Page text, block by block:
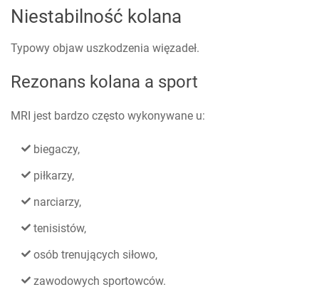
Niestabilność kolana
Typowy objaw uszkodzenia więzadeł.
Rezonans kolana a sport
MRI jest bardzo często wykonywane u:
biegaczy,
piłkarzy,
narciarzy,
tenisistów,
osób trenujących siłowo,
zawodowych sportowców.